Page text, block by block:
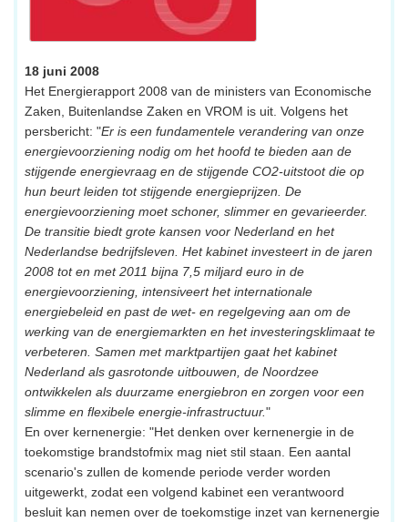
18 juni 2008
Het Energierapport 2008 van de ministers van Economische
Zaken, Buitenlandse Zaken en VROM is uit. Volgens het
persbericht: "Er is een fundamentele verandering van onze
energievoorziening nodig om het hoofd te bieden aan de
stijgende energievraag en de stijgende CO2-uitstoot die op
hun beurt leiden tot stijgende energieprijzen. De
energievoorziening moet schoner, slimmer en gevarieerder.
De transitie biedt grote kansen voor Nederland en het
Nederlandse bedrijfsleven. Het kabinet investeert in de jaren
2008 tot en met 2011 bijna 7,5 miljard euro in de
energievoorziening, intensiveert het internationale
energiebeleid en past de wet- en regelgeving aan om de
werking van de energiemarkten en het investeringsklimaat te
verbeteren. Samen met marktpartijen gaat het kabinet
Nederland als gasrotonde uitbouwen, de Noordzee
ontwikkelen als duurzame energiebron en zorgen voor een
slimme en flexibele energie-infrastructuur."
En over kernenergie: "Het denken over kernenergie in de
toekomstige brandstofmix mag niet stil staan. Een aantal
scenario's zullen de komende periode verder worden
uitgewerkt, zodat een volgend kabinet een verantwoord
besluit kan nemen over de toekomstige inzet van kernenergie